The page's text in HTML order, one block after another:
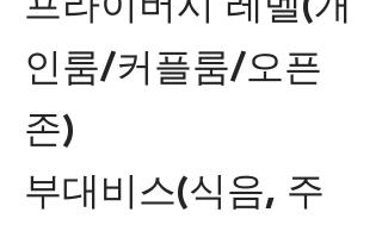
인룸/커플룸/오픈
존)
부대비스(식음, 주